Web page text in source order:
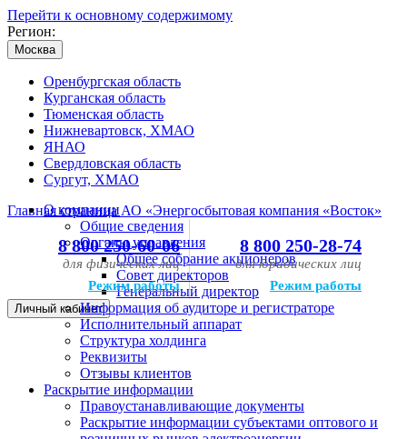
Перейти к основному содержимому
Регион:
Москва
Оренбургская область
Курганская область
Тюменская область
Нижневартовск, ХМАО
ЯНАО
Свердловская область
Сургут, ХМАО
Главная страница АО «Энергосбытовая компания «Восток»
8 800 250-60-06
для физических лиц
Режим работы
8 800 250-28-74
для юридических лиц
Режим работы
Личный кабинет
О компании
Общие сведения
Органы управления
Общее собрание акционеров
Совет директоров
Генеральный директор
Информация об аудиторе и регистраторе
Исполнительный аппарат
Структура холдинга
Реквизиты
Отзывы клиентов
Раскрытие информации
Правоустанавливающие документы
Раскрытие информации субъектами оптового и